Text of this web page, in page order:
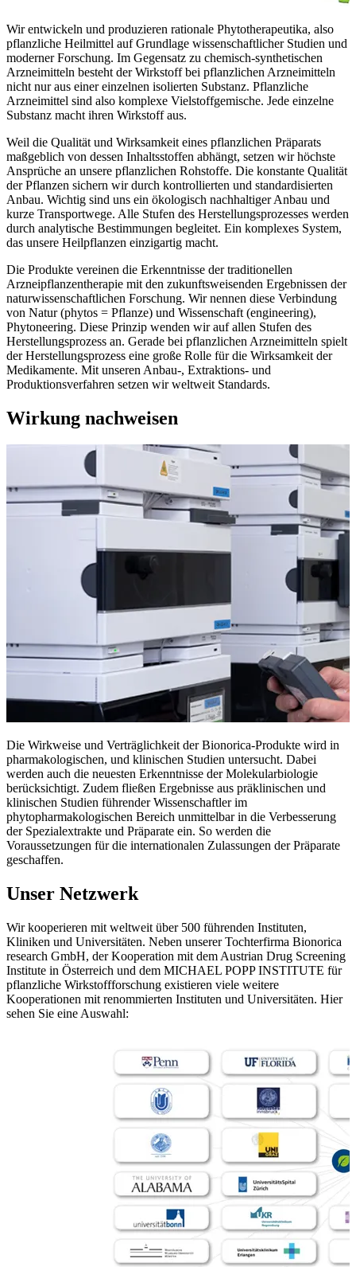
Wir entwickeln und produzieren rationale Phytotherapeutika, also
pflanzliche Heilmittel auf Grundlage wissenschaftlicher Studien und
moderner Forschung. Im Gegensatz zu chemisch-synthetischen
Arzneimitteln besteht der Wirkstoff bei pflanzlichen Arzneimitteln
nicht nur aus einer einzelnen isolierten Substanz. Pflanzliche
Arzneimittel sind also komplexe Vielstoffgemische. Jede einzelne
Substanz macht ihren Wirkstoff aus.
Weil die Qualität und Wirksamkeit eines pflanzlichen Präparats
maßgeblich von dessen Inhaltsstoffen abhängt, setzen wir höchste
Ansprüche an unsere pflanzlichen Rohstoffe. Die konstante Qualität
der Pflanzen sichern wir durch kontrollierten und standardisierten
Anbau. Wichtig sind uns ein ökologisch nachhaltiger Anbau und
kurze Transportwege. Alle Stufen des Herstellungsprozesses werden
durch analytische Bestimmungen begleitet. Ein komplexes System,
das unsere Heilpflanzen einzigartig macht.
Die Produkte vereinen die Erkenntnisse der traditionellen
Arzneipflanzentherapie mit den zukunftsweisenden Ergebnissen der
naturwissenschaftlichen Forschung. Wir nennen diese Verbindung
von Natur (phytos = Pflanze) und Wissenschaft (engineering),
Phytoneering. Diese Prinzip wenden wir auf allen Stufen des
Herstellungsprozess an. Gerade bei pflanzlichen Arzneimitteln spielt
der Herstellungsprozess eine große Rolle für die Wirksamkeit der
Medikamente. Mit unseren Anbau-, Extraktions- und
Produktionsverfahren setzen wir weltweit Standards.
Wirkung nachweisen
Die Wirkweise und Verträglichkeit der Bionorica-Produkte wird in
pharmakologischen, und klinischen Studien untersucht. Dabei
werden auch die neuesten Erkenntnisse der Molekularbiologie
berücksichtigt. Zudem fließen Ergebnisse aus präklinischen und
klinischen Studien führender Wissenschaftler im
phytopharmakologischen Bereich unmittelbar in die Verbesserung
der Spezialextrakte und Präparate ein. So werden die
Voraussetzungen für die internationalen Zulassungen der Präparate
geschaffen.
Unser Netzwerk
Wir kooperieren mit weltweit über 500 führenden Instituten,
Kliniken und Universitäten. Neben unserer Tochterfirma Bionorica
research GmbH, der Kooperation mit dem Austrian Drug Screening
Institute in Österreich und dem MICHAEL POPP INSTITUTE für
pflanzliche Wirkstoffforschung existieren viele weitere
Kooperationen mit renommierten Instituten und Universitäten. Hier
sehen Sie eine Auswahl: